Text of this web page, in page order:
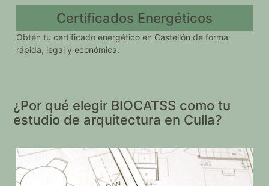
Certificados Energéticos
Obtén tu certificado energético en Castellón de forma
rápida, legal y económica.
¿Por qué elegir BIOCATSS como tu
estudio de arquitectura en Culla?